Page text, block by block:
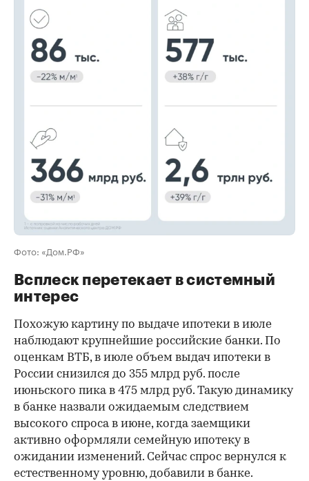
Фото: «Дом.РФ»
Всплеск перетекает в системный
интерес
Похожую картину по выдаче ипотеки в июле
наблюдают крупнейшие российские банки. По
оценкам ВТБ, в июле объем выдач ипотеки в
России снизился до 355 млрд руб. после
июньского пика в 475 млрд руб. Такую динамику
в банке назвали ожидаемым следствием
высокого спроса в июне, когда заемщики
активно оформляли семейную ипотеку в
ожидании изменений. Сейчас спрос вернулся к
естественному уровню, добавили в банке.